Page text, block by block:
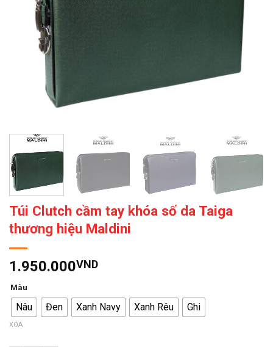
Túi Clutch cầm tay khóa số da Taiga
thương hiệu Maldini
1.950.000VND
Màu
Nâu Đen Xanh Navy Xanh Rêu Ghi
XÓA